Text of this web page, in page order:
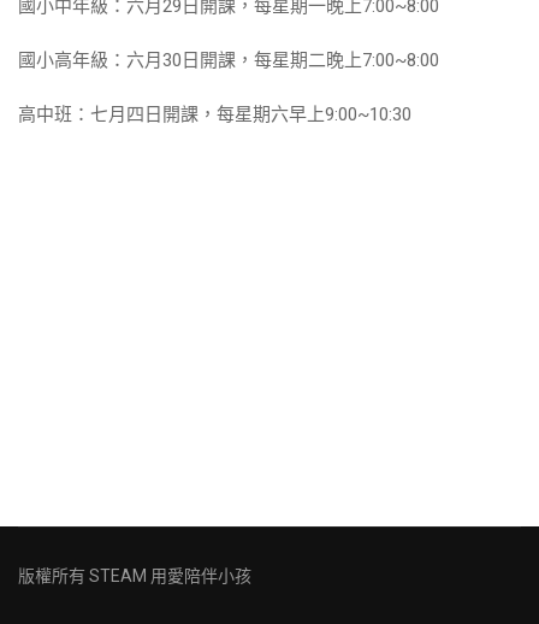
國小中年級：六月29日開課，每星期一晚上7:00~8:00
國小高年級：六月30日開課，每星期二晚上7:00~8:00
高中班：七月四日開課，每星期六早上9:00~10:30
版權所有 STEAM 用愛陪伴小孩